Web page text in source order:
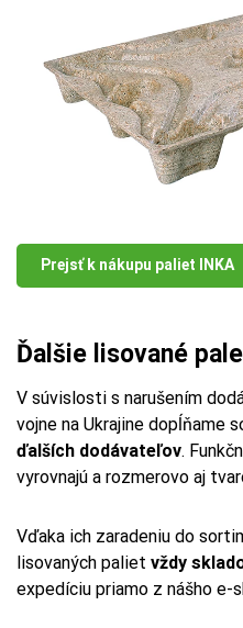
Prejsť k nákupu paliet INKA
Ďalšie lisované
V súvislosti s narušením
vojne na Ukrajine dopĺňame
ďalších dodávateľov.
vyrovnajú a rozmerovo aj
Vďaka ich zaradeniu do
lisovaných paliet vždy
expedíciu priamo z nášho e-